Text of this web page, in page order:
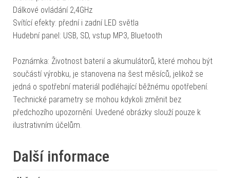
Dálkové ovládání 2,4GHz
Svítící efekty: přední i zadní LED světla
Hudební panel: USB, SD, vstup MP3, Bluetooth
Poznámka: Životnost baterií a akumulátorů, které mohou být
součástí výrobku, je stanovena na šest měsíců, jelikož se
jedná o spotřební materiál podléhající běžnému opotřebení.
Technické parametry se mohou kdykoli změnit bez
předchozího upozornění. Uvedené obrázky slouží pouze k
ilustrativním účelům.
Další informace